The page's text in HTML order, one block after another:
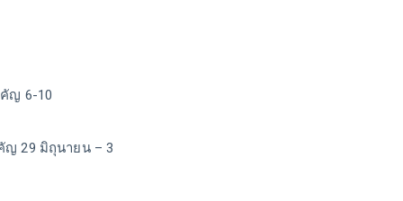
ญ 6-10
ญ 29 มิถุนายน – 3